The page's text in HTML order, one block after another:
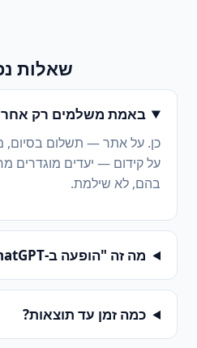
שאלות
באמת משלמים רק
כן. על אתר — תשלום בסיום,
על קידום — יעדים מוגדרים
בהם, לא שילמת.
מה זה "הופעה ב-ChatGPT"?
כמה זמן עד תוצאות?